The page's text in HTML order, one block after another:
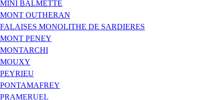
MINI BALMETTE
MONT OUTHERAN
FALAISES MONOLITHE DE SARDIERES
MONT PENEY
MONTARCHI
MOUXY
PEYRIEU
PONTAMAFREY
PRAMERUEL